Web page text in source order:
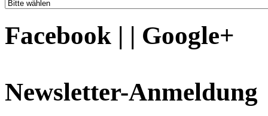
Facebook | | Google+
Newsletter-Anmeldung